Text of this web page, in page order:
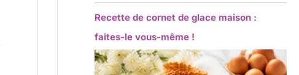
Recette de cornet de glace maison :
faites-le vous-même !